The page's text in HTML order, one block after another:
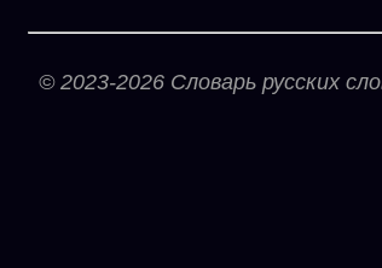
© 2023-2026 Словарь русских